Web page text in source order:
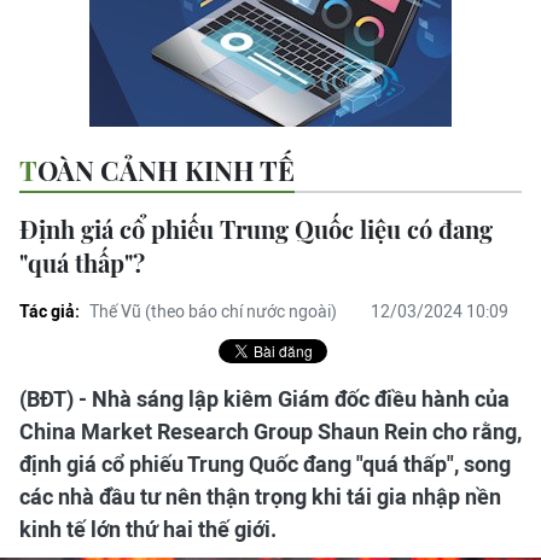
TOÀN CẢNH KINH TẾ
Định giá cổ phiếu Trung Quốc liệu có đang
"quá thấp"?
Tác giả: Thế Vũ (theo báo chí nước ngoài) 12/03/2024 10:09
(BĐT) - Nhà sáng lập kiêm Giám đốc điều hành của
China Market Research Group Shaun Rein cho rằng,
định giá cổ phiếu Trung Quốc đang "quá thấp", song
các nhà đầu tư nên thận trọng khi tái gia nhập nền
kinh tế lớn thứ hai thế giới.